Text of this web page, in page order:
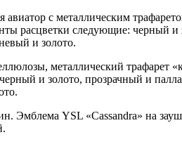
с металлическим
расцветки следующие: черный
и золото.
металлический
и золото, прозрачный и
Эмблема YSL «Cassandra» на